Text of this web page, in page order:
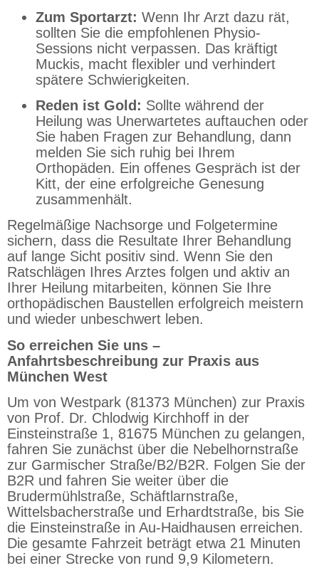
Zum Sportarzt: Wenn Ihr Arzt dazu rät,
sollten Sie die empfohlenen Physio-
Sessions nicht verpassen. Das kräftigt
Muckis, macht flexibler und verhindert
spätere Schwierigkeiten.
Reden ist Gold: Sollte während der
Heilung was Unerwartetes auftauchen oder
Sie haben Fragen zur Behandlung, dann
melden Sie sich ruhig bei Ihrem
Orthopäden. Ein offenes Gespräch ist der
Kitt, der eine erfolgreiche Genesung
zusammenhält.
Regelmäßige Nachsorge und Folgetermine
sichern, dass die Resultate Ihrer Behandlung
auf lange Sicht positiv sind. Wenn Sie den
Ratschlägen Ihres Arztes folgen und aktiv an
Ihrer Heilung mitarbeiten, können Sie Ihre
orthopädischen Baustellen erfolgreich meistern
und wieder unbeschwert leben.
So erreichen Sie uns –
Anfahrtsbeschreibung zur Praxis aus
München West
Um von Westpark (81373 München) zur Praxis
von Prof. Dr. Chlodwig Kirchhoff in der
Einsteinstraße 1, 81675 München zu gelangen,
fahren Sie zunächst über die Nebelhornstraße
zur Garmischer Straße/B2/B2R. Folgen Sie der
B2R und fahren Sie weiter über die
Brudermühlstraße, Schäftlarnstraße,
Wittelsbacherstraße und Erhardtstraße, bis Sie
die Einsteinstraße in Au-Haidhausen erreichen.
Die gesamte Fahrzeit beträgt etwa 21 Minuten
bei einer Strecke von rund 9,9 Kilometern.